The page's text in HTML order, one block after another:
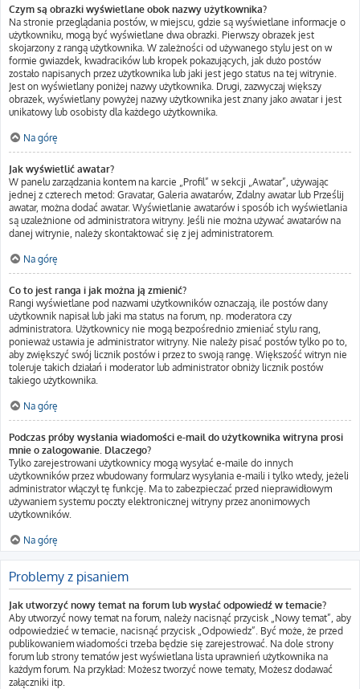
Czym są obrazki wyświetlane obok nazwy użytkownika?
Na stronie przeglądania postów, w miejscu, gdzie są wyświetlane informacje o
użytkowniku, mogą być wyświetlane dwa obrazki. Pierwszy obrazek jest
skojarzony z rangą użytkownika. W zależności od używanego stylu jest on w
formie gwiazdek, kwadracików lub kropek pokazujących, jak dużo postów
zostało napisanych przez użytkownika lub jaki jest jego status na tej witrynie.
Jest on wyświetlany poniżej nazwy użytkownika. Drugi, zazwyczaj większy
obrazek, wyświetlany powyżej nazwy użytkownika jest znany jako awatar i jest
unikatowy lub osobisty dla każdego użytkownika.
Na górę
Jak wyświetlić awatar?
W panelu zarządzania kontem na karcie „Profil” w sekcji „Awatar”, używając
jednej z czterech metod: Gravatar, Galeria awatarów, Zdalny awatar lub Prześlij
awatar, można dodać awatar. Wyświetlanie awatarów i sposób ich wyświetlania
są uzależnione od administratora witryny. Jeśli nie można używać awatarów na
danej witrynie, należy skontaktować się z jej administratorem.
Na górę
Co to jest ranga i jak można ją zmienić?
Rangi wyświetlane pod nazwami użytkowników oznaczają, ile postów dany
użytkownik napisał lub jaki ma status na forum, np. moderatora czy
administratora. Użytkownicy nie mogą bezpośrednio zmieniać stylu rang,
ponieważ ustawia je administrator witryny. Nie należy pisać postów tylko po to,
aby zwiększyć swój licznik postów i przez to swoją rangę. Większość witryn nie
toleruje takich działań i moderator lub administrator obniży licznik postów
takiego użytkownika.
Na górę
Podczas próby wysłania wiadomości e-mail do użytkownika witryna prosi
mnie o zalogowanie. Dlaczego?
Tylko zarejestrowani użytkownicy mogą wysyłać e-maile do innych
użytkowników przez wbudowany formularz wysyłania e-maili i tylko wtedy, jeżeli
administrator włączył tę funkcję. Ma to zabezpieczać przed nieprawidłowym
używaniem systemu poczty elektronicznej witryny przez anonimowych
użytkowników.
Na górę
Problemy z pisaniem
Jak utworzyć nowy temat na forum lub wysłać odpowiedź w temacie?
Aby utworzyć nowy temat na forum, należy nacisnąć przycisk „Nowy temat”, aby
odpowiedzieć w temacie, nacisnąć przycisk „Odpowiedz”. Być może, że przed
publikowaniem wiadomości trzeba będzie się zarejestrować. Na dole strony
forum lub strony tematów jest wyświetlana lista uprawnień użytkownika na
każdym forum. Na przykład: Możesz tworzyć nowe tematy, Możesz dodawać
załączniki itp.